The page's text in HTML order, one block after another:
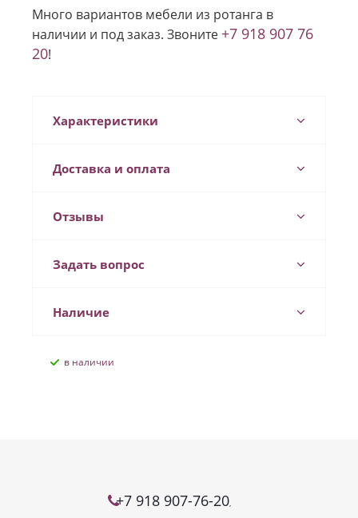
Много вариантов мебели из ротанга в
наличии и под заказ. Звоните +7 918 907 76
20!
Характеристики
Доставка и оплата
Отзывы
Задать вопрос
Наличие
В наличии
+7 918 907-76-20,